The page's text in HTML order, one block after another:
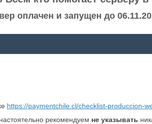
оплачен и запущен до
https://paymentchile.cl/checklist-produccion-
рекомендуем не указывать